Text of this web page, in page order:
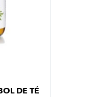
DE TÉ